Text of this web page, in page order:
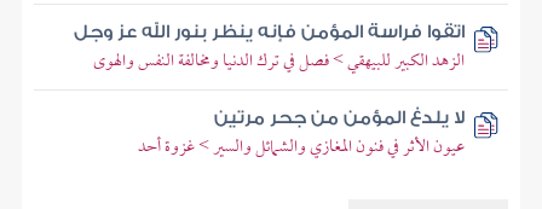
اتقوا فراسة المؤمن فإنه ينظر بنور الله عز وجل
الزهد الكبير للبيهقي > فصل في ترك الدنيا ومخالفة النفس والهوى
لا يلدغ المؤمن من جحر مرتين
عيون الأثر في فنون المغازي والشمائل والسير > غزوة أحد